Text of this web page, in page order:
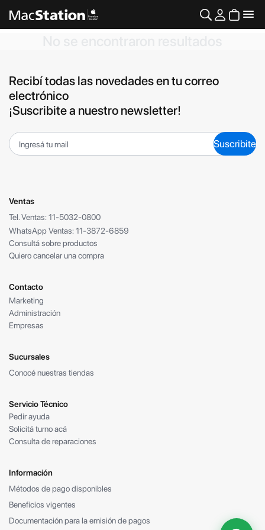
Recibí todas las novedades en tu correo
electrónico
¡Suscribite a nuestro newsletter!
Suscribite
Ventas
Tel. Ventas: 11-5032-0800
WhatsApp Ventas: 11-3872-6859
Consultá sobre productos
Quiero cancelar una compra
Contacto
Marketing
Administración
Empresas
Sucursales
Conocé nuestras tiendas
Servicio Técnico
Pedir ayuda
Solicitá turno acá
Consulta de reparaciones
Información
Métodos de pago disponibles
Beneficios vigentes
Documentación para la emisión de pagos